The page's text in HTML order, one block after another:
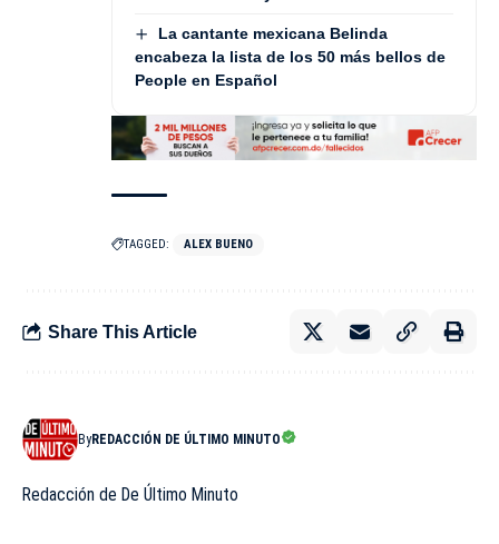
La cantante mexicana Belinda
encabeza la lista de los 50 más bellos de
People en Español
TAGGED: ALEX BUENO
Share This Article
ByREDACCIÓN DE ÚLTIMO MINUTO
Redacción de De Último Minuto